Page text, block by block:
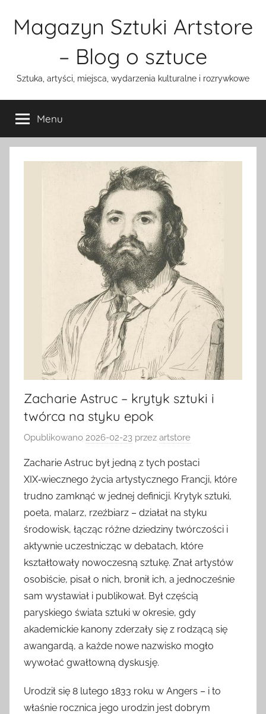
Magazyn Sztuki Artstore
– Blog o sztuce
Sztuka, artyści, miejsca, wydarzenia kulturalne i rozrywkowe
Menu
Zacharie Astruc – krytyk sztuki i
twórca na styku epok
Opublikowano 2026-02-23 przez artstore
Zacharie Astruc był jedną z tych postaci
XIX‑wiecznego życia artystycznego Francji, które
trudno zamknąć w jednej definicji. Krytyk sztuki,
poeta, malarz, rzeźbiarz – działał na styku
środowisk, łącząc różne dziedziny twórczości i
aktywnie uczestnicząc w debatach, które
kształtowały nowoczesną sztukę. Znał artystów
osobiście, pisał o nich, bronił ich, a jednocześnie
sam wystawiał i publikował. Był częścią
paryskiego świata sztuki w okresie, gdy
akademickie kanony zderzały się z rodzącą się
awangardą, a każde nowe nazwisko mogło
wywołać gwałtowną dyskusję.
Urodził się 8 lutego 1833 roku w Angers – i to
właśnie rocznica jego urodzin jest dobrym